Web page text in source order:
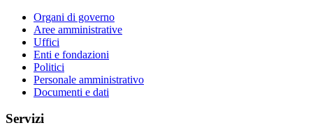
Organi di governo
Aree amministrative
Uffici
Enti e fondazioni
Politici
Personale amministrativo
Documenti e dati
Servizi